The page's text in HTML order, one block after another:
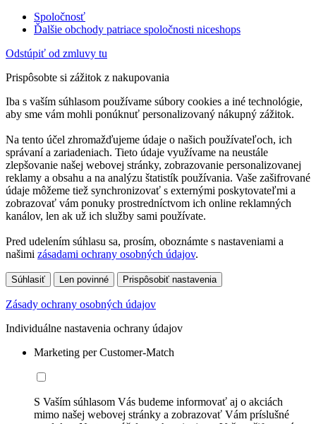
Spoločnosť
Ďalšie obchody patriace spoločnosti niceshops
Odstúpiť od zmluvy tu
Prispôsobte si zážitok z nakupovania
Iba s vaším súhlasom používame súbory cookies a iné technológie,
aby sme vám mohli ponúknuť personalizovaný nákupný zážitok.
Na tento účel zhromažďujeme údaje o našich používateľoch, ich
správaní a zariadeniach. Tieto údaje využívame na neustále
zlepšovanie našej webovej stránky, zobrazovanie personalizovanej
reklamy a obsahu a na analýzu štatistík používania. Vaše zašifrované
údaje môžeme tiež synchronizovať s externými poskytovateľmi a
zobrazovať vám ponuky prostredníctvom ich online reklamných
kanálov, len ak už ich služby sami používate.
Pred udelením súhlasu sa, prosím, oboznámte s nastaveniami a
našimi zásadami ochrany osobných údajov.
Súhlasiť Len povinné Prispôsobiť nastavenia
Zásady ochrany osobných údajov
Individuálne nastavenia ochrany údajov
Marketing per Customer-Match
S Vaším súhlasom Vás budeme informovať aj o akciách
mimo našej webovej stránky a zobrazovať Vám príslušné